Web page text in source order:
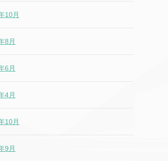
10月
8月
6月
4月
10月
9月